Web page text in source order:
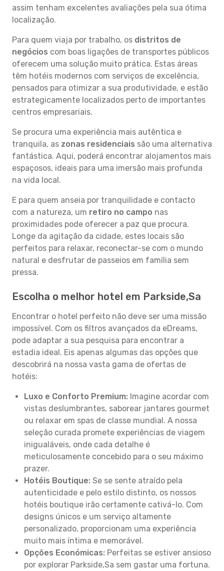
assim tenham excelentes avaliações pela sua ótima
localização.
Para quem viaja por trabalho, os distritos de
negócios com boas ligações de transportes públicos
oferecem uma solução muito prática. Estas áreas
têm hotéis modernos com serviços de excelência,
pensados para otimizar a sua produtividade, e estão
estrategicamente localizados perto de importantes
centros empresariais.
Se procura uma experiência mais autêntica e
tranquila, as zonas residenciais são uma alternativa
fantástica. Aqui, poderá encontrar alojamentos mais
espaçosos, ideais para uma imersão mais profunda
na vida local.
E para quem anseia por tranquilidade e contacto
com a natureza, um retiro no campo nas
proximidades pode oferecer a paz que procura.
Longe da agitação da cidade, estes locais são
perfeitos para relaxar, reconectar-se com o mundo
natural e desfrutar de passeios em família sem
pressa.
Escolha o melhor hotel em Parkside,Sa
Encontrar o hotel perfeito não deve ser uma missão
impossível. Com os filtros avançados da eDreams,
pode adaptar a sua pesquisa para encontrar a
estadia ideal. Eis apenas algumas das opções que
descobrirá na nossa vasta gama de ofertas de
hotéis:
Luxo e Conforto Premium: Imagine acordar com
vistas deslumbrantes, saborear jantares gourmet
ou relaxar em spas de classe mundial. A nossa
seleção curada promete experiências de viagem
inigualáveis, onde cada detalhe é
meticulosamente concebido para o seu máximo
prazer.
Hotéis Boutique: Se se sente atraído pela
autenticidade e pelo estilo distinto, os nossos
hotéis boutique irão certamente cativá-lo. Com
designs únicos e um serviço altamente
personalizado, proporcionam uma experiência
muito mais íntima e memorável.
Opções Económicas: Perfeitas se estiver ansioso
por explorar Parkside,Sa sem gastar uma fortuna.